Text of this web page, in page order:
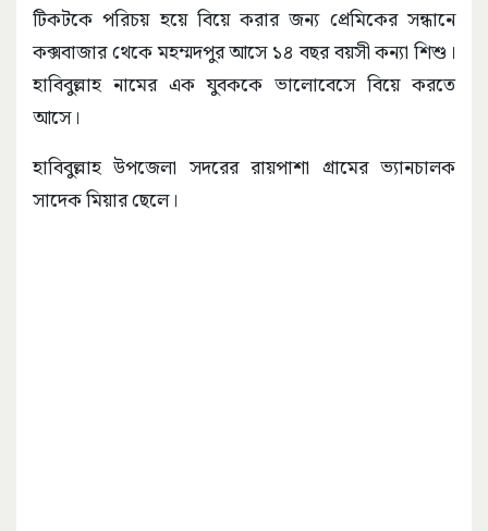
টিকটকে পরিচয় হয়ে বিয়ে করার জন্য প্রেমিকের সন্ধানে
কক্সবাজার থেকে মহম্মদপুর আসে ১৪ বছর বয়সী কন্যা শিশু।
হাবিবুল্লাহ নামের এক যুবককে ভালোবেসে বিয়ে করতে
আসে।
হাবিবুল্লাহ উপজেলা সদরের রায়পাশা গ্রামের ভ্যানচালক
সাদেক মিয়ার ছেলে।